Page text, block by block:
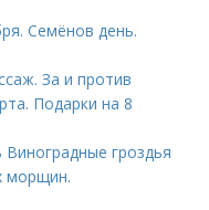
Семёнов день.
За и против
Подарки на 8
гроздья
морщин.